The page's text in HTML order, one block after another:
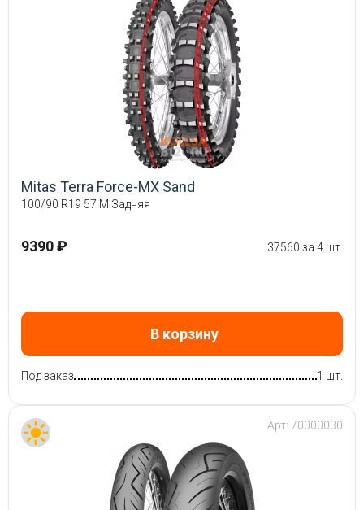
Mitas Terra Force-MX Sand
100/90 R19 57 M Задняя
9390 ₽ 37560 за 4 шт.
В корзину
Под заказ 1 шт.
Арт: 70000030